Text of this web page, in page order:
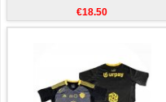
€18.50